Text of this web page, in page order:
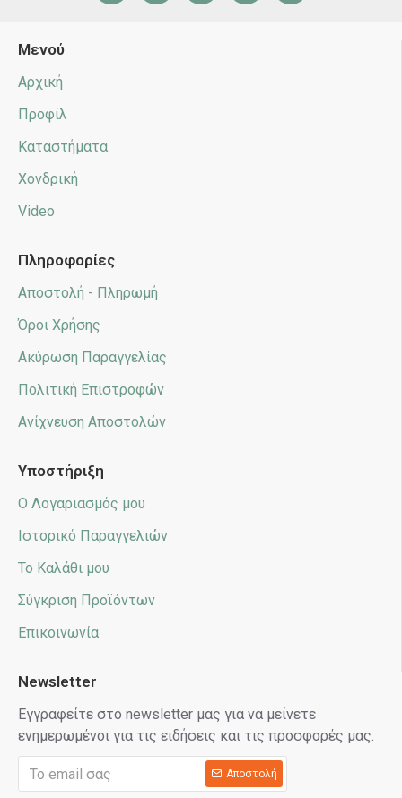
Μενού
Αρχική
Προφίλ
Καταστήματα
Χονδρική
Video
Πληροφορίες
Αποστολή - Πληρωμή
Όροι Χρήσης
Ακύρωση Παραγγελίας
Πολιτική Επιστροφών
Ανίχνευση Αποστολών
Υποστήριξη
Ο Λογαριασμός μου
Ιστορικό Παραγγελιών
Το Καλάθι μου
Σύγκριση Προϊόντων
Επικοινωνία
Newsletter
Εγγραφείτε στο newsletter μας για να μείνετε
ενημερωμένοι για τις ειδήσεις και τις προσφορές μας.
Αποστολή